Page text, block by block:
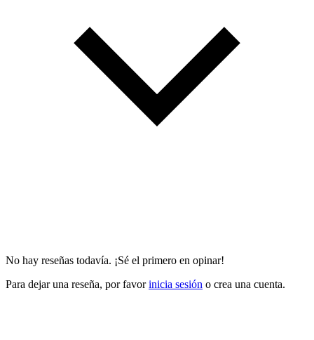
No hay reseñas todavía. ¡Sé el primero en opinar!
Para dejar una reseña, por favorinicia sesión o crea una cuenta.